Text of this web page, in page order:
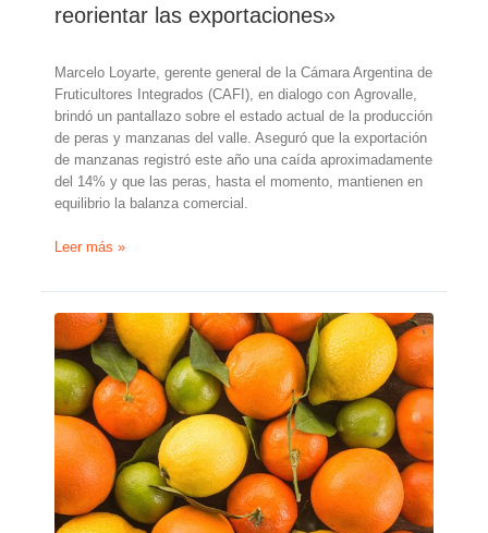
reorientar las exportaciones»
Marcelo Loyarte, gerente general de la Cámara Argentina de
Fruticultores Integrados (CAFI), en dialogo con Agrovalle,
brindó un pantallazo sobre el estado actual de la producción
de peras y manzanas del valle. Aseguró que la exportación
de manzanas registró este año una caída aproximadamente
del 14% y que las peras, hasta el momento, mantienen en
equilibrio la balanza comercial.
Loyarte:
a
tener
que
reorientar
las
exportaciones»
Leer más »